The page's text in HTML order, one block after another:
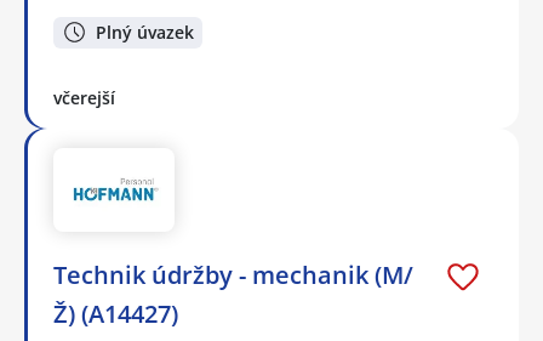
Plný úvazek
včerejší
Technik údržby - mechanik (M/
Ž) (A14427)